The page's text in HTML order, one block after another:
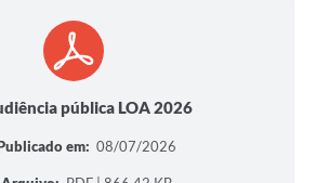
pública LOA 2026
em: 08/07/2026